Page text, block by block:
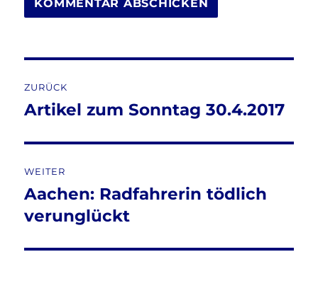
ZURÜCK
Vorheriger
Artikel zum Sonntag 30.4.2017
WEITER
Nächster
Beitrag:
Aachen: Radfahrerin tödlich
verunglückt